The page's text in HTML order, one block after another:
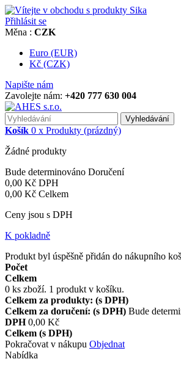
Přihlásit se
Měna : CZK
Euro (EUR)
Kč (CZK)
Napište nám
Zavolejte nám: +420 777 630 004
Vyhledávání
Košík 0 x Produkty (prázdný)
Žádné produkty
Bude determinováno Doručení
0,00 Kč DPH
0,00 Kč Celkem
Ceny jsou s DPH
K pokladně
Produkt byl úspěšně přidán do nákupního
Počet
Celkem
0 ks zboží. 1 produkt v košíku.
Celkem za produkty: (s DPH)
Celkem za doručení: (s DPH) Bude
DPH 0,00 Kč
Celkem (s DPH)
Pokračovat v nákupu Objednat
Nabídka